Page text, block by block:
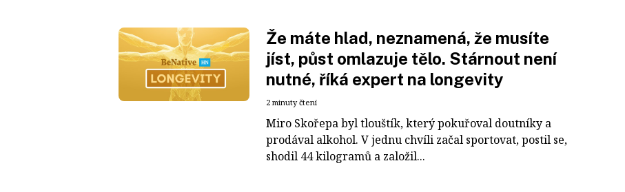
Že máte hlad, neznamená, že musíte
jíst, půst omlazuje tělo. Stárnout není
nutné, říká expert na longevity
2 minuty čtení
Miro Skořepa byl tlouštík, který pokuřoval doutníky a
prodával alkohol. V jednu chvíli začal sportovat, postil se,
shodil 44 kilogramů a založil...